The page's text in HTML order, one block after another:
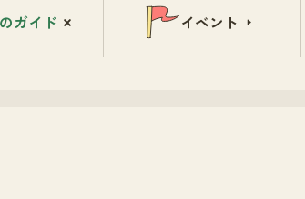
ガイド イベント